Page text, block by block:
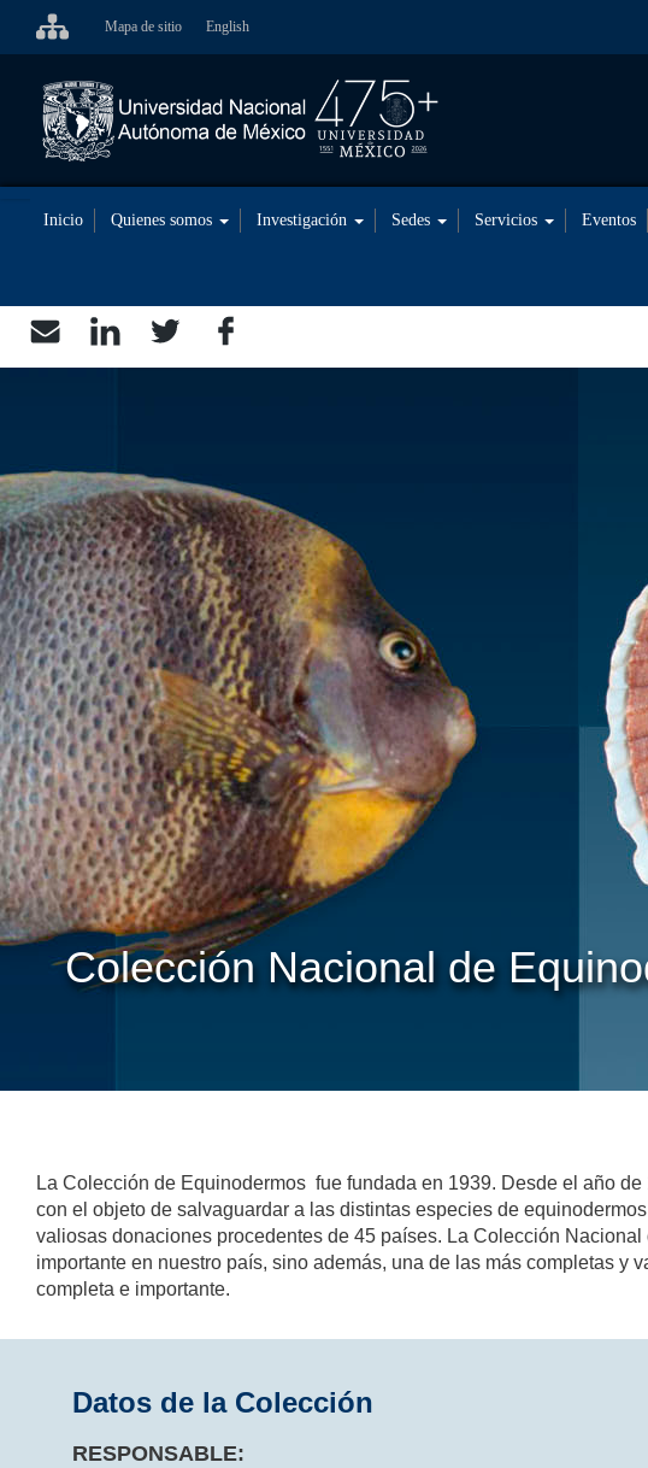
Pasar
principal
Mapa de sitio English
Inicio Quienes somos Investigación Sedes Servicios Eventos
Colección Nacional de
La Colección de Equinodermos fue fundada en 1939. Desde el año
con el objeto de salvaguardar a las distintas especies de
valiosas donaciones procedentes de 45 países. La Colección
importante en nuestro país, sino además, una de las más completas
completa e importante.
Datos de la Colección
RESPONSABLE: